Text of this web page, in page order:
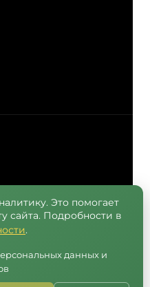
55
Это помогает
сайта. Подробности в
.
данных и